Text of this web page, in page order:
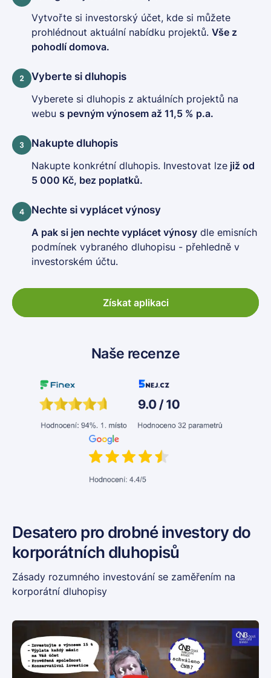
Vytvořte si investorský účet, kde si můžete
prohlédnout aktuální nabídku projektů. Vše z
pohodlí domova.
Vyberte si dluhopis
Vyberete si dluhopis z aktuálních projektů na
webu s pevným výnosem až 11,5 % p.a.
Nakupte dluhopis
Nakupte konkrétní dluhopis. Investovat lze již od
5 000 Kč, bez poplatků.
Nechte si vyplácet výnosy
A pak si jen nechte vyplácet výnosy dle emisních
podmínek vybraného dluhopisu - přehledně v
investorském účtu.
Získat aplikaci
Naše recenze
Desatero pro drobné investory do
korporátních dluhopisů
Zásady rozumného investování se zaměřením na
korporátní dluhopisy